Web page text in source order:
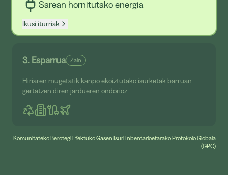
Sarean hornitutako energia
Ikusi iturriak
3. Esparrua Zain
Hiriaren mugetatik kanpo ekoiztutako isurketak barruan
gertatzen diren jardueren ondorioz
Komunitateko Berotegi Efektuko Gasen Isuri Inbentarioetarako Protokolo Globala
(GPC)